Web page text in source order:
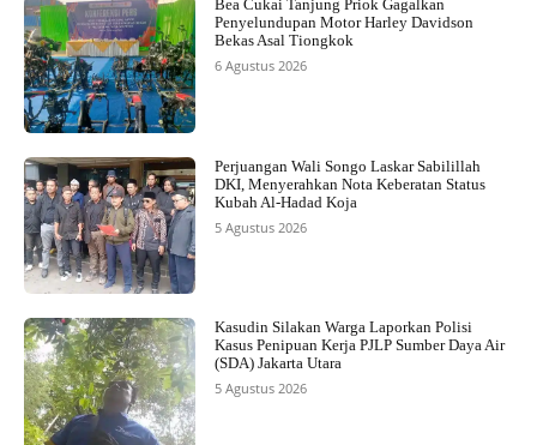
Bea Cukai Tanjung Priok Gagalkan
Penyelundupan Motor Harley Davidson
Bekas Asal Tiongkok
6 Agustus 2026
Perjuangan Wali Songo Laskar Sabilillah
DKI, Menyerahkan Nota Keberatan Status
Kubah Al-Hadad Koja
5 Agustus 2026
Kasudin Silakan Warga Laporkan Polisi
Kasus Penipuan Kerja PJLP Sumber Daya Air
(SDA) Jakarta Utara
5 Agustus 2026